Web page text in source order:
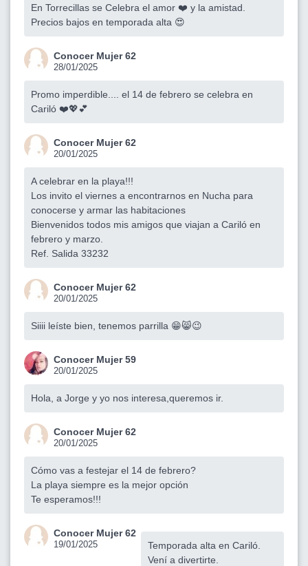
En Torrecillas se Celebra el amor ❤️ y la amistad.
Precios bajos en temporada alta 😍
Conocer Mujer 62
28/01/2025
Promo imperdible.... el 14 de febrero se celebra en
Cariló ❤️💖💕
Conocer Mujer 62
20/01/2025
A celebrar en la playa!!!
Los invito el viernes a encontrarnos en Nucha para
conocerse y armar las habitaciones
Bienvenidos todos mis amigos que viajan a Cariló en
febrero y marzo.
Ref. Salida 33232
Conocer Mujer 62
20/01/2025
Siiii leíste bien, tenemos parrilla 😁😸😉
Conocer Mujer 59
20/01/2025
Hola, a Jorge y yo nos interesa,queremos ir.
Conocer Mujer 62
20/01/2025
Cómo vas a festejar el 14 de febrero?
La playa siempre es la mejor opción
Te esperamos!!!
Conocer Mujer 62
19/01/2025
Temporada alta en Cariló.
Vení a divertirte.